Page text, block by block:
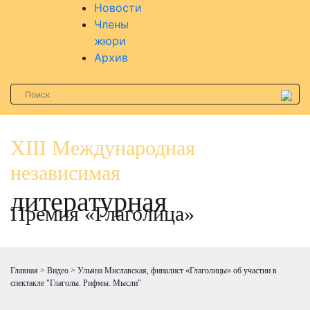
Новости
Члены
жюри
Архив
XIII Международная
независимая
литературная
Премия «Глаголица»
Главная Видео
Ульяна Миславская, финалист «Глаголицы» об участии в
спектакле "Глаголы. Рифмы. Мысли"